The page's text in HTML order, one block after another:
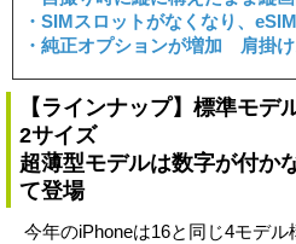
・SIMスロットがなくなり、
・純正オプションが増加 肩掛
【ラインナップ】標準モ
2サイズ
超薄型モデルは数字が付か
て登場
今年のiPhoneは16と同じ4モデル